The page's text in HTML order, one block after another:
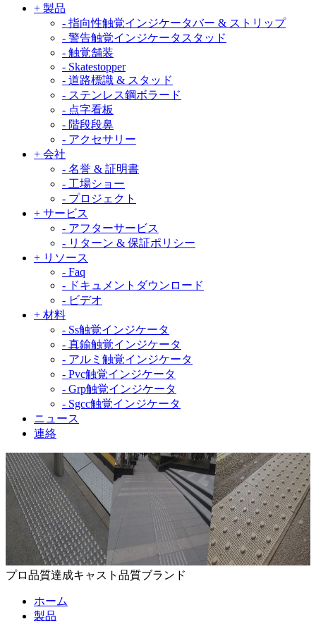
+ 製品
- 指向性触覚インジケータバー & ストリップ
- 警告触覚インジケータスタッド
- 触覚舗装
- Skatestopper
- 道路標識 & スタッド
- ステンレス鋼ボラード
- 点字看板
- 階段段鼻
- アクセサリー
+ 会社
- 名誉 & 証明書
- 工場ショー
- プロジェクト
+ サービス
- アフターサービス
- リターン & 保証ポリシー
+ リソース
- Faq
- ドキュメントダウンロード
- ビデオ
+ 材料
- Ss触覚インジケータ
- 真鍮触覚インジケータ
- アルミ触覚インジケータ
- Pvc触覚インジケータ
- Grp触覚インジケータ
- Sgcc触覚インジケータ
ニュース
連絡
プロ品質達成キャスト品質ブランド
ホーム
製品